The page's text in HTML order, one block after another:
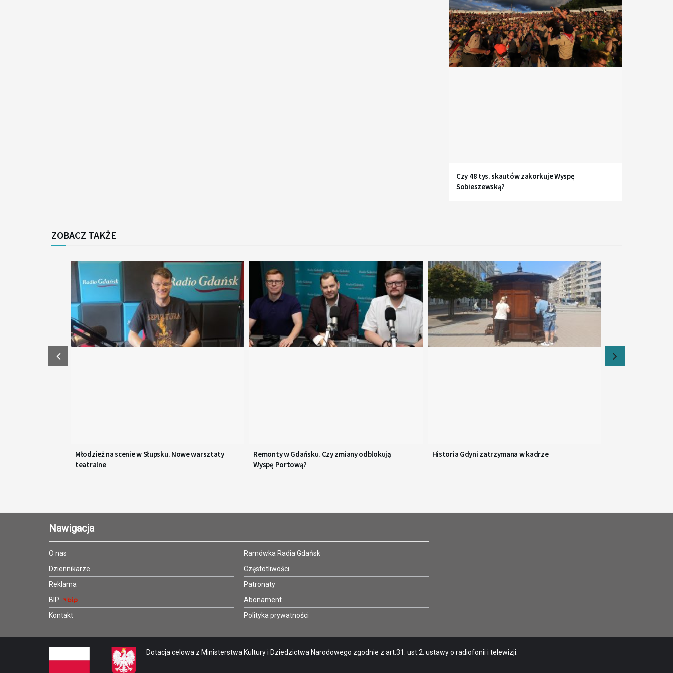
Czy 48 tys. skautów zakorkuje Wyspę
Sobieszewską?
ZOBACZ TAKŻE
Młodzież na scenie w Słupsku. Nowe warsztaty
teatralne
Remonty w Gdańsku. Czy zmiany odblokują
Wyspę Portową?
Historia Gdyni zatrzymana w kadrze
Nawigacja
O nas
Dziennikarze
Reklama
BIP
Kontakt
Ramówka Radia Gdańsk
Częstotliwości
Patronaty
Abonament
Polityka prywatności
Dotacja celowa z Ministerstwa Kultury i Dziedzictwa Narodowego zgodnie z art.31. ust.2. ustawy o radiofonii i telewizji.